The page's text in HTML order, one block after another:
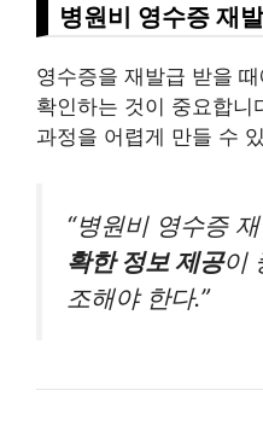
병원비 영수증 재
영수증을 재발급 받을
확인하는 것이 중요합니
과정을 어렵게 만들 수
“병원비 영수증
확한 정보 제공이
조해야 한다.”